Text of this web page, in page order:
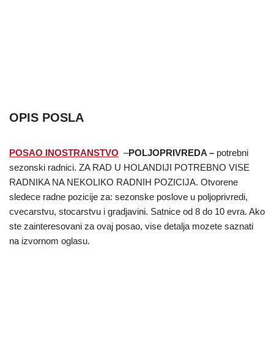
OPIS POSLA
POSAO INOSTRANSTVO –POLJOPRIVREDA – potrebni
sezonski radnici. ZA RAD U HOLANDIJI POTREBNO VISE
RADNIKA NA NEKOLIKO RADNIH POZICIJA. Otvorene
sledece radne pozicije za: sezonske poslove u poljoprivredi,
cvecarstvu, stocarstvu i gradjavini. Satnice od 8 do 10 evra. Ako
ste zainteresovani za ovaj posao, vise detalja mozete saznati
na izvornom oglasu.